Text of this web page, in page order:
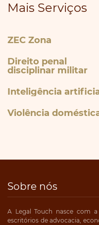
Mais Serviços
ZEC Zona
Direito penal
disciplinar militar
Inteligência
Violência
Sobre nós
A Legal Touch nasce com
escritórios de advocacia,